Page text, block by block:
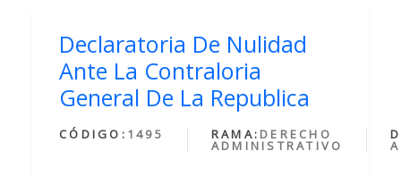
Declaratoria De Nulidad
Ante La Contraloria
General De La Republica
CÓDIGO: 1495 RAMA: DERECHO
ADMINISTRATIVO